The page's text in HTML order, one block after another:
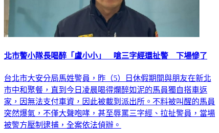
北市警小隊長喝醉「盧小小」 嗆三字經還扯警 下場慘了
台北市大安分局馬姓警員，昨（5）日休假期間與朋友在新北
市中和聚餐，直到今日凌晨喝得爛醉如泥的馬員獨自搭車返
家，因無法支付車資，因此被載到派出所。不料被叫醒的馬員
突然爆氣，不僅大聲咆哮，甚至辱罵三字經、拉扯警員，當場
被警方壓制逮捕，全案依法偵辦。